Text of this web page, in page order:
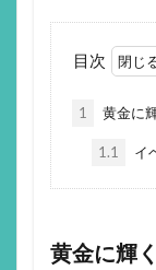
目次
1 黄金に
1.1 イ
黄金に輝